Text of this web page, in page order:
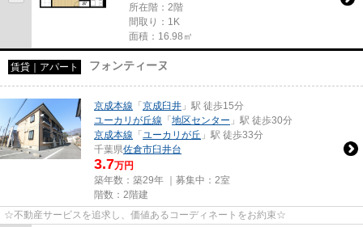
所在階：2階
間取り：1K
面積：16.98㎡
賃貸｜アパート フォンティーヌ
京成本線 「 京成臼井 」駅 徒歩15分
ユーカリが丘線 「 地区センター 」駅 徒歩30分
京成本線 「 ユーカリが丘 」駅 徒歩33分
千葉県佐倉市臼井台
3.7万円
築年数：築29年 ｜募集中： 2室
階数：2階建
☆不動産サービスを追求し、価値あるコーディネートをお約束☆